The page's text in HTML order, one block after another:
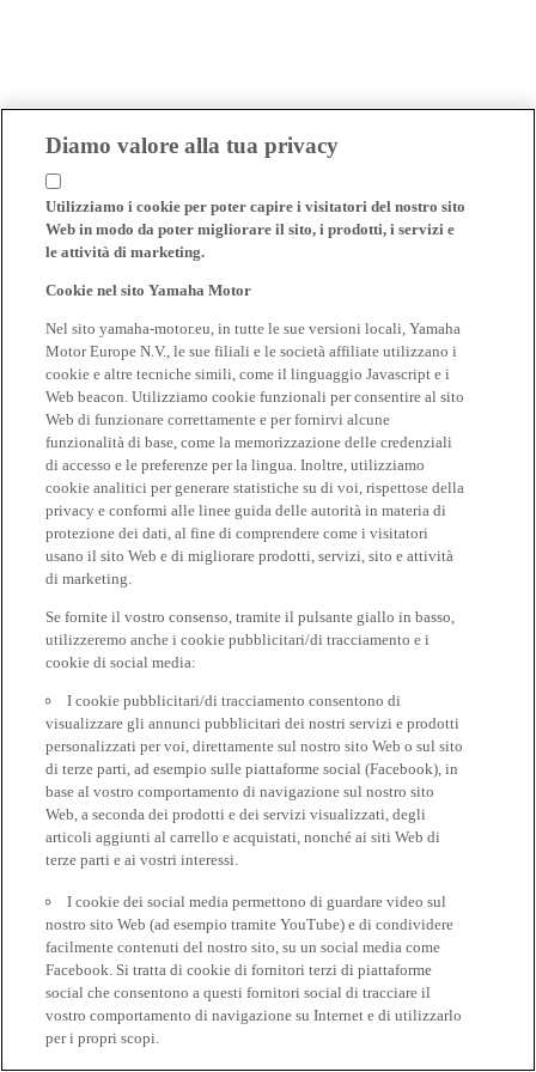
Diamo valore alla tua privacy
Utilizziamo i cookie per poter capire i visitatori del nostro sito
Web in modo da poter migliorare il sito, i prodotti, i servizi e
le attività di marketing.
Cookie nel sito Yamaha Motor
Nel sito yamaha-motor.eu, in tutte le sue versioni locali, Yamaha
Motor Europe N.V., le sue filiali e le società affiliate utilizzano i
cookie e altre tecniche simili, come il linguaggio Javascript e i
Web beacon. Utilizziamo cookie funzionali per consentire al sito
Web di funzionare correttamente e per fornirvi alcune
funzionalità di base, come la memorizzazione delle credenziali
di accesso e le preferenze per la lingua. Inoltre, utilizziamo
cookie analitici per generare statistiche su di voi, rispettose della
privacy e conformi alle linee guida delle autorità in materia di
protezione dei dati, al fine di comprendere come i visitatori
usano il sito Web e di migliorare prodotti, servizi, sito e attività
di marketing.
Se fornite il vostro consenso, tramite il pulsante giallo in basso,
utilizzeremo anche i cookie pubblicitari/di tracciamento e i
cookie di social media:
I cookie pubblicitari/di tracciamento consentono di
visualizzare gli annunci pubblicitari dei nostri servizi e prodotti
personalizzati per voi, direttamente sul nostro sito Web o sul sito
di terze parti, ad esempio sulle piattaforme social (Facebook), in
base al vostro comportamento di navigazione sul nostro sito
Web, a seconda dei prodotti e dei servizi visualizzati, degli
articoli aggiunti al carrello e acquistati, nonché ai siti Web di
terze parti e ai vostri interessi.
I cookie dei social media permettono di guardare video sul
nostro sito Web (ad esempio tramite YouTube) e di condividere
facilmente contenuti del nostro sito, su un social media come
Facebook. Si tratta di cookie di fornitori terzi di piattaforme
social che consentono a questi fornitori social di tracciare il
vostro comportamento di navigazione su Internet e di utilizzarlo
per i propri scopi.